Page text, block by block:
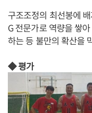
구조조정의 최선봉에
G 전문가로 역량을 쌓
하는 등 불만의 확산을
◆ 평가